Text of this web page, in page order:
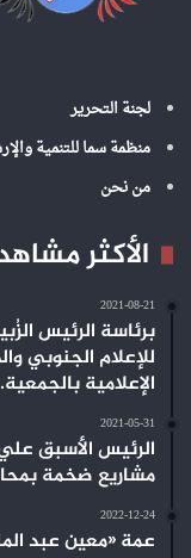
لجنة التحرير
منظمة سما للتنمية
من نحن
الأكثر
2021-08-21
برئاسة الرئيس
للإعلام الجنوبي
الإعلامية بالجمعية.
2021-05-31
الرئيس الأسبق
مشاريع ضخمة
2022-12-24
عمة «معين عبد